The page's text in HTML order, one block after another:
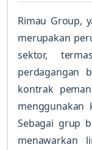
Rimau Group,
merupakan
sektor,
perdagangan
kontrak
menggunakan
Sebagai grup
menawarkan